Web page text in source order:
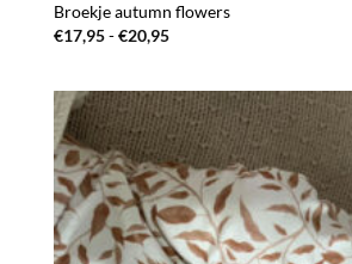
Broekje autumn flowers
€17,95-€20,95Prijsklasse: